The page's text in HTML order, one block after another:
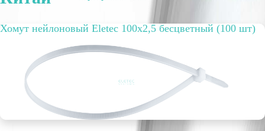
Хомут нейлоновый Eletec 100х2,5 бесцветный (100 шт)